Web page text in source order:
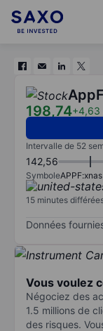
198,74+4,63
Intervalle de 52
142,56
SymboleAPPF:xnas
15 minutes
Données
Vous voulez
Négociez des
1.5 millions de
des risques.